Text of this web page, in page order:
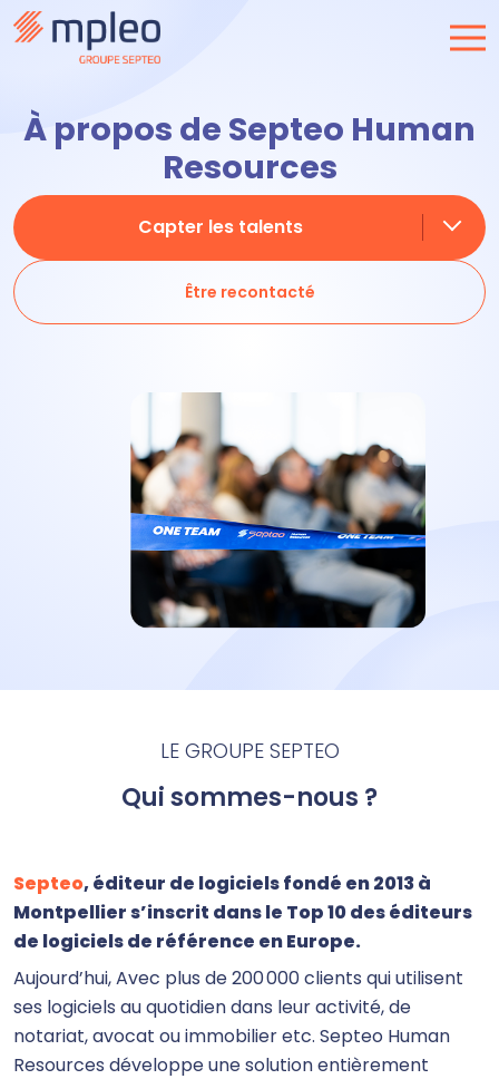
À propos de Septeo Human
Resources
Capter les talents
Être recontacté
Qui sommes-nous ?
LE GROUPE SEPTEO
Septeo, éditeur de logiciels fondé en 2013 à
Montpellier s’inscrit dans le Top 10 des éditeurs
de logiciels de référence en Europe.
Aujourd’hui, Avec plus de 200 000 clients qui utilisent
ses logiciels au quotidien dans leur activité, de
notariat, avocat ou immobilier etc. Septeo Human
Resources développe une solution entièrement